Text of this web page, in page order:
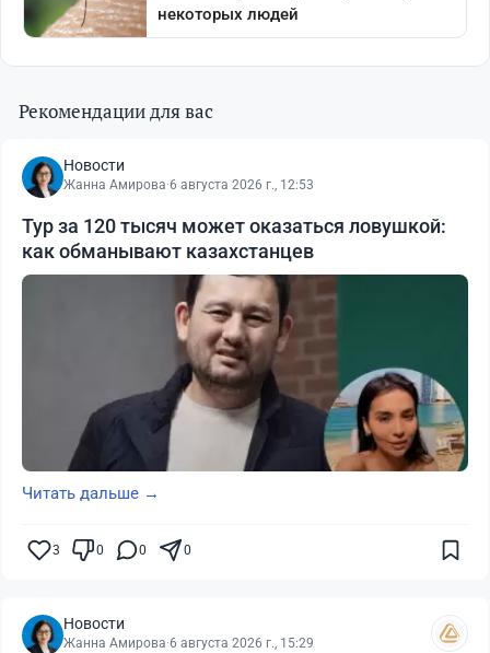
Рекомендации для вас
Новости
Жанна Амирова·6 августа 2026 г., 12:53
Тур за 120 тысяч может оказаться ловушкой:
как обманывают казахстанцев
Читать дальше →
3 0 0 0
Новости
Жанна Амирова·6 августа 2026 г., 15:29